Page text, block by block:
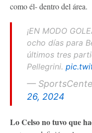
como él- dentro del área.
¡EN MODO
ocho días para
últimos tres
Pellegrini.
—
26, 2024
Lo Celso no tuvo que